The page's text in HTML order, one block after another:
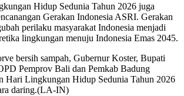
Hidup Sedunia Tahun 2026 juga
Gerakan Indonesia ASRI. Gerakan
perilaku masyarakat Indonesia menjadi
lingkungan menuju Indonesia Emas 2045.
bersih sampah, Gubernur Koster, Bupati
Pemprov Bali dan Pemkab Badung
Hari Lingkungan Hidup Sedunia Tahun 2026
daring.(LA-IN)